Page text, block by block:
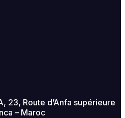
23, Route d’Anfa supérieure
– Maroc